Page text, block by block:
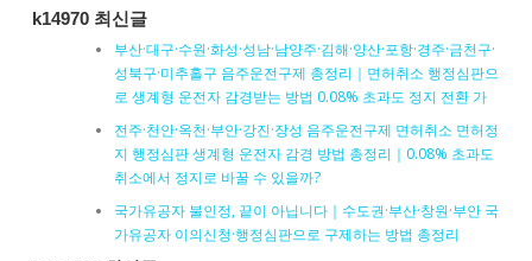
k14970 최신글
부산·대구·수원·화성·성남·남양주·김해·양산·포항·경주·금천구·
성북구·미추홀구 음주운전구제 총정리｜면허취소 행정심판으
로 생계형 운전자 감경받는 방법 0.08% 초과도 정지 전환 가
전주·천안·옥천·부안·강진·장성 음주운전구제 면허취소 면허정
지 행정심판 생계형 운전자 감경 방법 총정리｜0.08% 초과도
취소에서 정지로 바꿀 수 있을까?
국가유공자 불인정, 끝이 아닙니다｜수도권·부산·창원·부안 국
가유공자 이의신청·행정심판으로 구제하는 방법 총정리